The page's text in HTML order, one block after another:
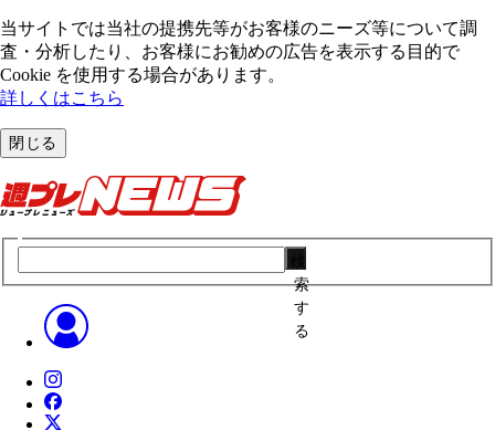
当サイトでは当社の提携先等がお客様のニーズ等について調
査・分析したり、お客様にお勧めの広告を表⽰する⽬的で
Cookie を使⽤する場合があります。
詳しくはこちら
閉じる
索
す
る